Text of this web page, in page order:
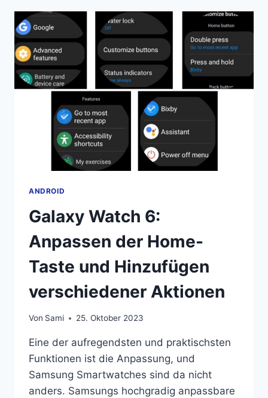
BENACHRICHTIGUNGSVERLAUF
AUF
GALAXY
FOLD
UND
FLIP
5
AN?
ANDROID
Galaxy Watch 6:
Anpassen der Home-
Taste und Hinzufügen
verschiedener Aktionen
Von Sami 25. Oktober 2023
Eine der aufregendsten und praktischsten
Funktionen ist die Anpassung, und
Samsung Smartwatches sind da nicht
anders. Samsungs hochgradig anpassbare